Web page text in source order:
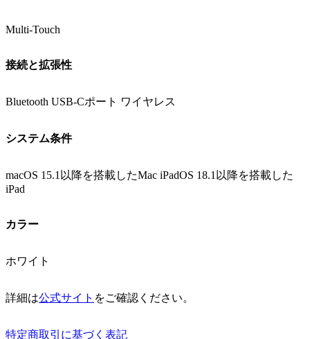
Multi-Touch
接続と拡張性
Bluetooth USB-Cポート ワイヤレス
システム条件
macOS 15.1以降を搭載したMac iPadOS 18.1以降を搭載した
iPad
カラー
ホワイト
詳細は公式サイト をご確認ください。
特定商取引に基づく表記